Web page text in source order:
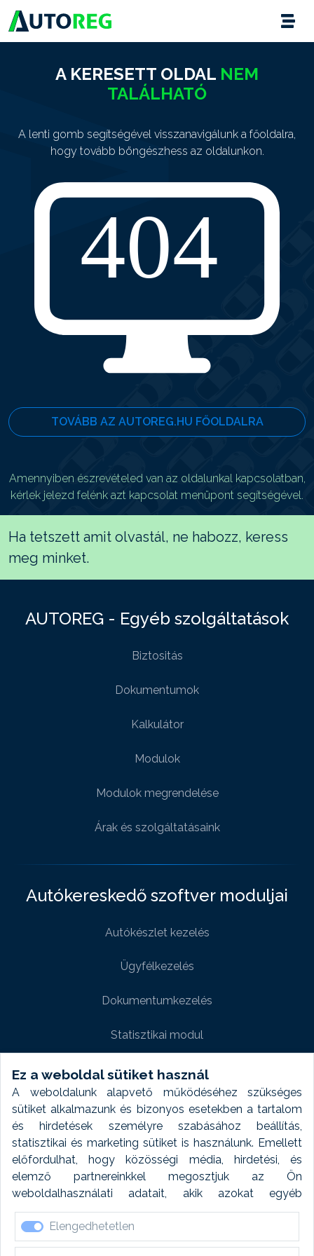
Ez a weboldal sütiket használ
A weboldalunk alapvető működéséhez szükséges
sütiket alkalmazunk és bizonyos esetekben a tartalom
és hirdetések személyre szabásához beállítás,
statisztikai és marketing sütiket is használunk. Emellett
előfordulhat, hogy közösségi média, hirdetési, és
elemző partnereinkkel megosztjuk az Ön
weboldalhasználati adatait, akik azokat egyéb
forrásokból gyűjtött adatokkal kombinálhatják. A sütik
elfogadásával kapcsolatosan naplózást végzünk és
ezen adatokat 6 hónap után automatikusan töröljük. A
Elengedhetetlen
A KERESETT OLDAL NEM
TALÁLHATÓ
A lenti gomb segítségével visszanavigálunk a főoldalra,
hogy tovább böngészhess az oldalunkon.
TOVÁBB AZ AUTOREG.HU FŐOLDALRA
Amennyiben észrevételed van az oldalunkal kapcsolatban,
kérlek jelezd felénk azt kapcsolat menüpont segítségével.
Ha tetszett amit olvastál, ne habozz, keress
meg minket.
AUTOREG - Egyéb szolgáltatások
Biztositás
Dokumentumok
Kalkulátor
Modulok
Modulok megrendelése
Árak és szolgáltatásaink
Autókereskedő szoftver moduljai
Autókészlet kezelés
Ügyfélkezelés
Dokumentumkezelés
Statisztikai modul
Weboldal modul
Fényképtár extra modul
Autómosó modul
Feladatütemezés